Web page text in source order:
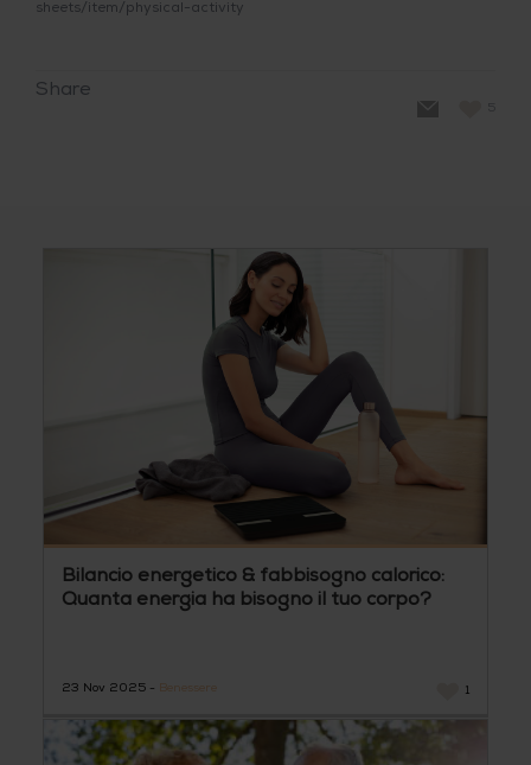
sheets/item/physical-activity
Share
Bilancio energetico & fabbisogno calorico:
Quanta energia ha bisogno il tuo corpo?
23 Nov 2025 - Benessere 1